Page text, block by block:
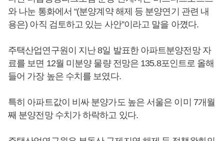
와 나눈 통화에서 “(분양계약 해제 등 분양연기 관련 내
용은) 아직 검토하고 있는 사안”이라고 말을 아꼈다.
주택산업연구원이 지난 8일 발표한 아파트분양전망 자
료를 보면 12월 미분양 물량 전망은 135.8포인트로 올해
들어 가장 높은 수치를 보였다.
특히 아파트값이 비싸 분양가도 높은 서울은 이미 7개월
째 분양전망 수치가 하락하고 있다.